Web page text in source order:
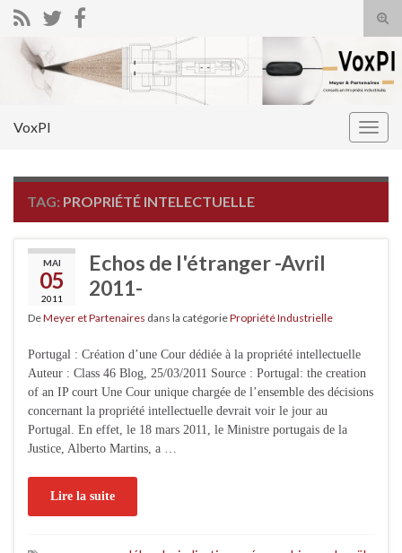
Search for:
VoxPI
TAG: PROPRIÉTÉ INTELECTUELLE
MAI
05
2011
Echos de l'étranger -Avril
2011-
DeMeyer et Partenaires dans la catégoriePropriété Industrielle
Portugal : Création d’une Cour dédiée à la propriété intellectuelle
Auteur : Class 46 Blog, 25/03/2011 Source : Portugal: the creation
of an IP court Une Cour unique chargée de l’ensemble des décisions
concernant la propriété intellectuelle devrait voir le jour au
Portugal. En effet, le 18 mars 2011, le Ministre portugais de la
Justice, Alberto Martins, a …
Lire la suite